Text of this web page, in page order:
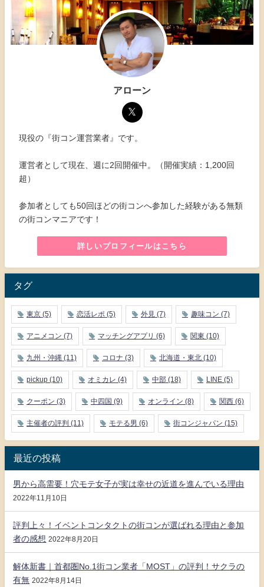
アローン
現役の『街コン運営業者』です。
運営者として現在、週に2回開催中。（開催実績：1,200回
超）
参加者としても50回ほどの街コンへ参加した経験がある無類
の街コンマニアです！
詳しいプロフィールはこちら
タグ
東京 (5) 恋活レポ (5) 外見 (7) 趣味コン (7)
アニメコン (7) マッチングアプリ (6) 関東 (10)
九州・沖縄 (11) コロナ (3) 北海道・東北 (10)
pickup (10) オミカレ (4) 中部 (18) LINE (5)
クーポン (3) 中四国 (9) オンライン (8) 関西 (6)
主催者の評判 (11) モテる男 (6) 街コンジャパン (15)
最近の投稿
男から高需要！穴モテ女子が実は幸せの近道を進んでいる理由
2022年11月10日
評判上々！イベントコンタクトの街コンが選ばれる理由と参加
者の感想 2022年8月20日
解体新書｜首都圏No.1街コン業者「MOST」の評判！サクラの
有無 2022年8月14日